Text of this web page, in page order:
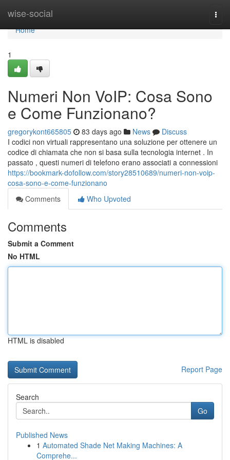
wise-social
Home
Home
1
Numeri Non VoIP: Cosa Sono
e Come Funzionano?
gregorykont665805 83 days ago News
Discuss
I codici non virtuali rappresentano una soluzione per ottenere un
codice di chiamata che non si basa sulla tecnologia internet . In
passato , questi numeri di telefono erano associati a connessioni
https://bookmark-dofollow.com/story28510689/numeri-non-voip-
cosa-sono-e-come-funzionano
Comments
Who Upvoted
Comments
Submit a Comment
No HTML
HTML is disabled
Report Page
Search
Go
Published News
1 Automated Shade Net Making Machines: A
Comprehe...